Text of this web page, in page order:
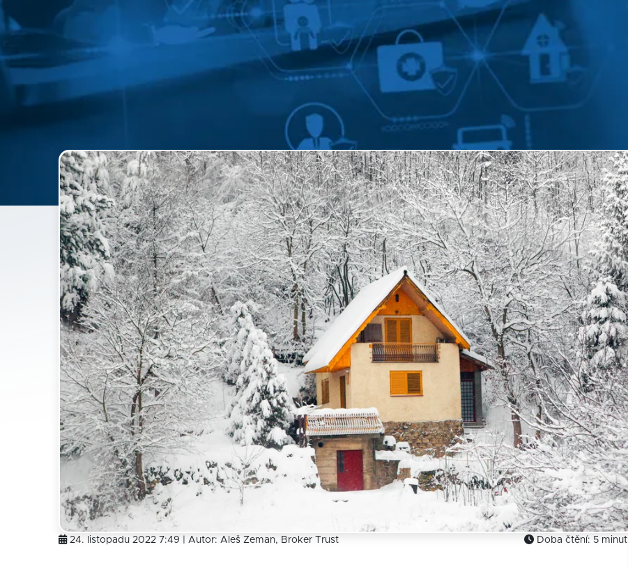
24. listopadu 2022 7:49 | Autor: Aleš Zeman, Broker Trust Doba čtění: 5 minut